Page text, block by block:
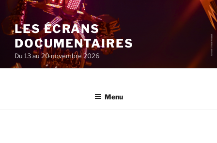
au
contenu
principal
LES ÉCRANS
DOCUMENTAIRES
Du 13 au 20 novembre 2026
Menu